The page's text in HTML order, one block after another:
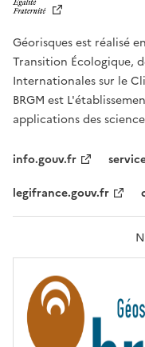
Géorisques est réalisé
Transition Écologique,
Internationales sur le
BRGM est
applications des
info.gouv.fr
legifrance.gouv.fr